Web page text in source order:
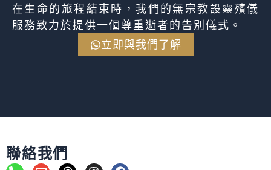
在生命的旅程結束時，我們的無宗教設靈殯儀
服務致力於提供一個尊重逝者的告別儀式。
立即與我們了解
聯絡我們